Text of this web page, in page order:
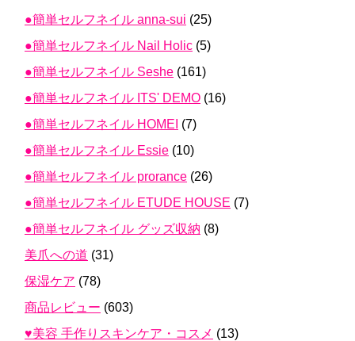
●簡単セルフネイル anna-sui (25)
●簡単セルフネイル Nail Holic (5)
●簡単セルフネイル Seshe (161)
●簡単セルフネイル ITS' DEMO (16)
●簡単セルフネイル HOMEI (7)
●簡単セルフネイル Essie (10)
●簡単セルフネイル prorance (26)
●簡単セルフネイル ETUDE HOUSE (7)
●簡単セルフネイル グッズ収納 (8)
美爪への道 (31)
保湿ケア (78)
商品レビュー (603)
♥美容 手作りスキンケア・コスメ (13)